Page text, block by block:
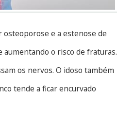
osteoporose e a estenose de
aumentando o risco de fraturas.
os nervos. O idoso também
tende a ficar encurvado